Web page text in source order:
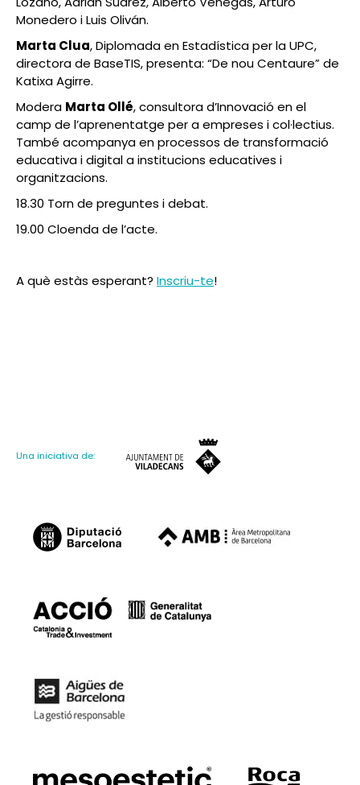
Monedero i Luis Oliván.
Marta Clua, Diplomada en Estadística per la UPC,
directora de BaseTIS, presenta: “De nou Centaure” de
Katixa Agirre.
Modera Marta Ollé, consultora d’Innovació en el
camp de l’aprenentatge per a empreses i col·lectius.
També acompanya en processos de transformació
educativa i digital a institucions educatives i
organitzacions.
18.30 Torn de preguntes i debat.
19.00 Cloenda de l’acte.
A què estàs esperant? Inscriu-te!
Una iniciativa de: